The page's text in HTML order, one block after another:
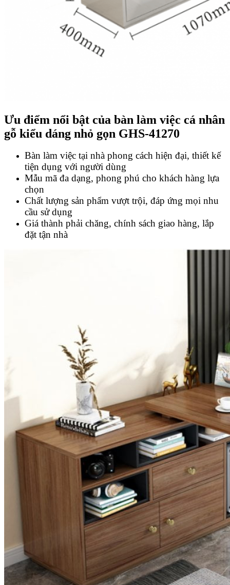
Ưu điểm nổi bật của bàn làm việc cá nhân
gỗ kiểu dáng nhỏ gọn GHS-41270
Bàn làm việc tại nhà phong cách hiện đại, thiết kế
tiện dụng với người dùng
Mẫu mã đa dạng, phong phú cho khách hàng lựa
chọn
Chất lượng sản phẩm vượt trội, đáp ứng mọi nhu
cầu sử dụng
Giá thành phải chăng, chính sách giao hàng, lắp
đặt tận nhà